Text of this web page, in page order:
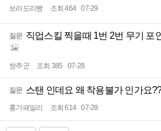
보라도리빵 조회 464 07-29
질문 직업스킬 찍을때 1번 2번 무기 포
쌍추군 조회 385 07-28
질문 스탠 인데요 왜 착용불가 인가요
홍가패밀리 조회 614 07-28